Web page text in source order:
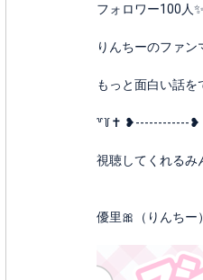
フォロワー100人✨️
りんちーのファン
もっと面白い話を
꒷꒦‪✝︎ ❥------------❥‪
視聴してくれるみ
優里🎀（りんち